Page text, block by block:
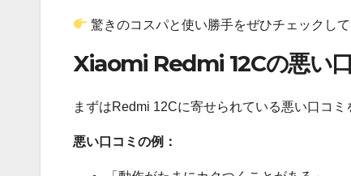
驚きのコスパと使い勝手をぜひチェックして
Xiaomi Redmi 12Cの悪い
まずはRedmi 12Cに寄せられている悪い口コミ
悪い口コミの例：